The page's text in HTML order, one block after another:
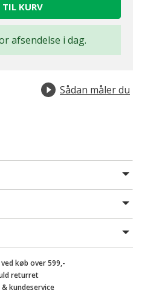
KURV
afsendelse i dag.
Sådan måler du
køb over 599,-
returret
kundeservice